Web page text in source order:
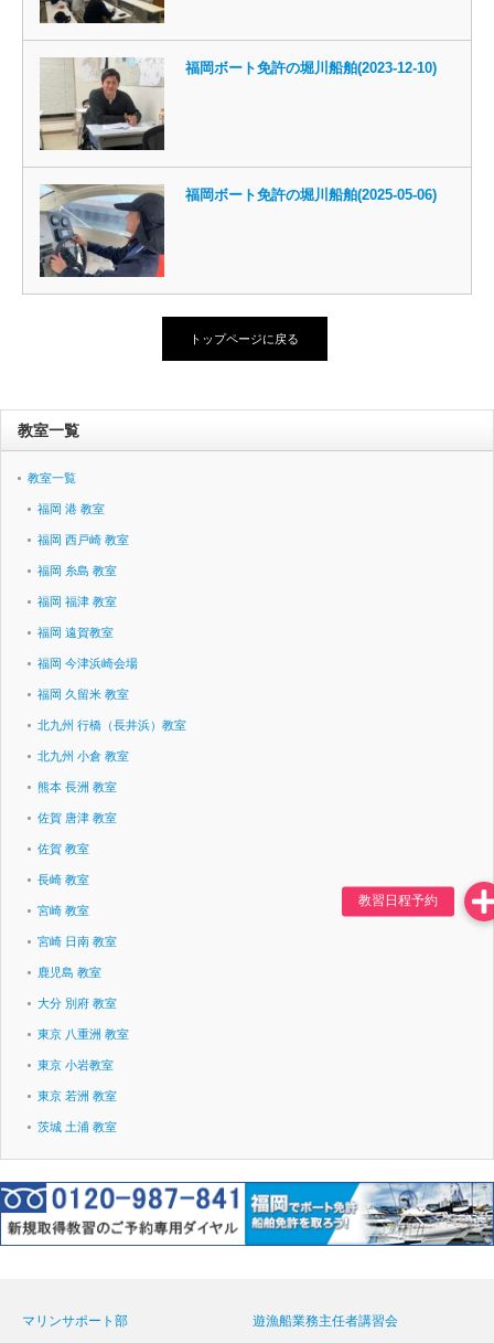
福岡ボート免許の堀川船舶(2023-12-10)
福岡ボート免許の堀川船舶(2025-05-06)
トップページに戻る
教室一覧
教室一覧
福岡 港 教室
福岡 西戸崎 教室
福岡 糸島 教室
福岡 福津 教室
福岡 遠賀教室
福岡 今津浜崎会場
福岡 久留米 教室
北九州 行橋（長井浜）教室
北九州 小倉 教室
熊本 長洲 教室
佐賀 唐津 教室
佐賀 教室
長崎 教室
宮崎 教室
宮崎 日南 教室
鹿児島 教室
大分 別府 教室
東京 八重洲 教室
東京 小岩教室
東京 若洲 教室
茨城 土浦 教室
マリンサポート部
遊漁船業務主任者講習会